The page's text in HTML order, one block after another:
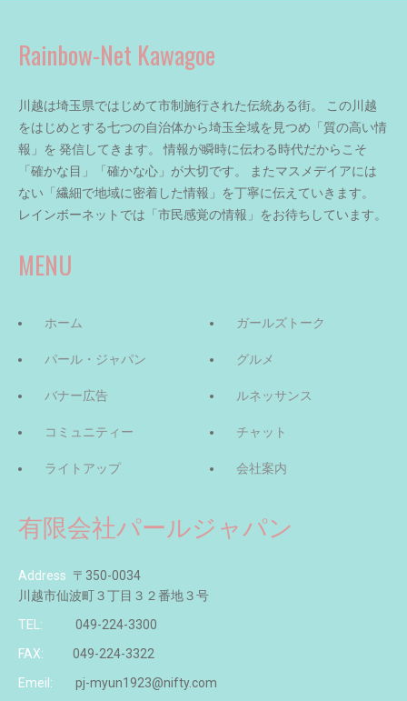
Rainbow-Net Kawagoe
川越は埼玉県ではじめて市制施行された伝統ある街。 この川越
をはじめとする七つの自治体から埼玉全域を見つめ「質の高い情
報」を 発信してきます。 情報が瞬時に伝わる時代だからこそ
「確かな目」「確かな心」が大切です。 またマスメデイアには
ない「繊細で地域に密着した情報」を丁寧に伝えていきます。
レインボーネットでは「市民感覚の情報」をお待ちしています。
MENU
ホーム
パール・ジャパン
バナー広告
コミュニティー
ライトアップ
ガールズトーク
グルメ
ルネッサンス
チャット
会社案内
有限会社パールジャパン
Address 〒350-0034
川越市仙波町３丁目３２番地３号
TEL:
049-224-3300
FAX:
049-224-3322
Emeil:
pj-myun1923@nifty.com